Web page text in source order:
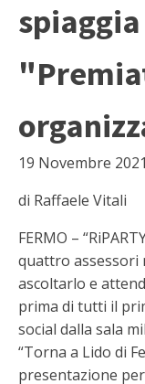
19 Novembre 2021
di Raffaele Vitali
FERMO –
quattro assessori
ascoltarlo e
prima di tutti il
social dalla sala
“Torna a Lido di
presentazione